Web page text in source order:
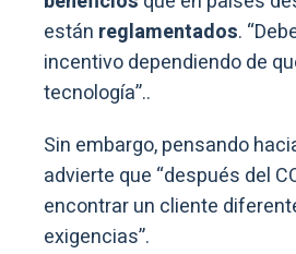
están reglamentados.
incentivo dependiendo de
tecnología”..
Sin embargo, pensando
advierte que “después del
encontrar un cliente
exigencias”.